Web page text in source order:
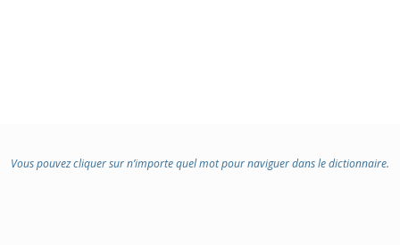
Vous pouvez cliquer sur n’importe quel mot pour naviguer dans le dictionnaire.